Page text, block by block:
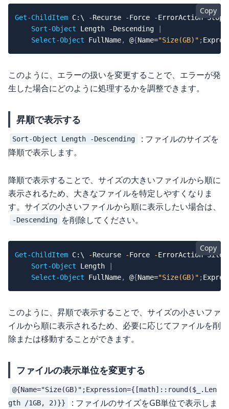
Copy
Get-ChildItem C:\ -Recurse -Force -ErrorAction Stop
Sort-Object Length -Descending
Select-Object FullName, @{Name="Size(GB)" ;
このように、エラーの扱いを変更することで、エラーが発
生した場合にどのように処理するかを調整できます。
昇順で表示する
Sort-Object Length -Descending
: ファイルのサイズを
降順で表示します。
降順で表示することで、サイズの大きいファイルから順に
表示されるため、大きなファイルを特定しやすくなりま
す。サイズの小さいファイルから順に表示したい場合は、
-Descending を削除してください。
Copy
Get-ChildItem C:\ -Recurse -Force -ErrorAction
Sort-Object Length
Select-Object FullName, @{Name="Size(GB)" ;
このように、昇順で表示することで、サイズの小さいファ
イルから順に表示されるため、必要に応じてファイルを削
除または移動することができます。
ファイルの表示単位を変更する
@{Name="Size(GB)";Expression={[math]::round($_.Len
gth /1GB, 2)}}
: ファイルのサイズをGB単位で表示しま